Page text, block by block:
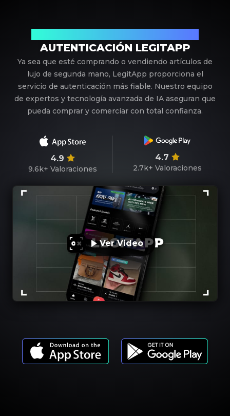
AUTENTICACIÓN LEGITAPP
Ya sea que esté comprando o vendiendo artículos de
lujo de segunda mano, LegitApp proporciona el
servicio de autenticación más fiable. Nuestro equipo
de expertos y tecnología avanzada de IA aseguran que
pueda comprar y comerciar con total confianza.
4.9
9.6k+ Valoraciones
4.7
2.7k+ Valoraciones
Ver Video